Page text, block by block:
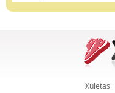
Xuletas